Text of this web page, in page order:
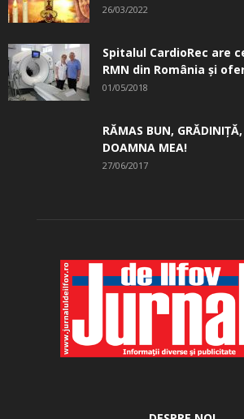
26/03/2022
Spitalul CardioRec are
RMN din România și
01/05/2018
RĂMAS BUN,
DOAMNA MEA!
27/06/2017